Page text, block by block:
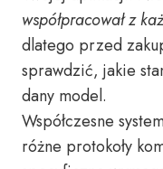
współpracował z
dlatego przed
sprawdzić, jakie
dany model.
Współczesne
różne protokoły